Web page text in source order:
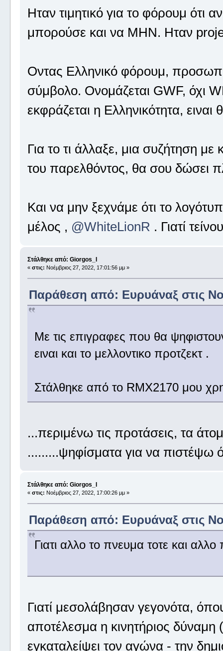
Ηταν τιμητικό για το φόρουμ ότι
μπορούσε και να ΜΗΝ. Ηταν
Οντας Ελληνικό φόρουμ,
σύμβολο. Ονομάζεται GWF, όχι
εκφράζεται η Ελληνικότητα,
Για το τι άλλαξε, μια συζήτηση
του παρελθόντος, θα σου δώσει
Και να μην ξεχνάμε ότι το
μέλος , @WhiteLionR . Γιατί
Στάλθηκε από: Giorgos_I
« στις: Νοέμβριος 27, 2022, 17:01:56 μμ »
Παράθεση από: Ευρυάναξ στις
Με τις επιγραφες που θα
ειναι και το μελλοντικο προτζεκτ .
Στάλθηκε από το RMX2170 μου
...περιμένω τις προτάσεις, τα
.........ψηφίσματα για να πιστέψω
Στάλθηκε από: Giorgos_I
« στις: Νοέμβριος 27, 2022, 17:00:26 μμ »
Παράθεση από: Ευρυάναξ στις
Γιατι αλλο το πνευμα τοτε και
Γιατί μεσολάβησαν γεγονότα,
αποτέλεσμα η κινητήριος
εγκαταλείψει τον αγώνα - την